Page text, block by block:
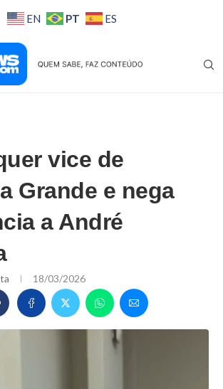
EN PT ES
vice de
Grande e nega
a André
18/03/2026